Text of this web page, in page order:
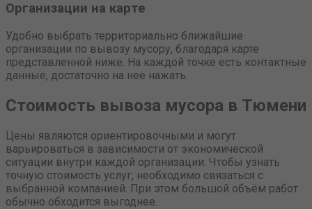
Организации на карте
Удобно выбрать территориально ближайшие
организации по вывозу мусору, благодаря карте
представленной ниже. На каждой точке есть контактные
данные, достаточно на нее нажать.
Стоимость вывоза мусора в Тюмени
Цены являются ориентировочными и могут
варьироваться в зависимости от экономической
ситуации внутри каждой организации. Чтобы узнать
точную стоимость услуг, необходимо связаться с
выбранной компанией. При этом большой объём работ
обычно обходится выгоднее.